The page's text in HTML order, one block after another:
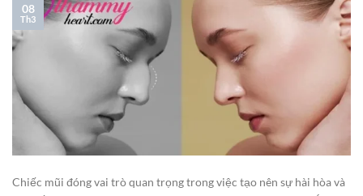
08
Th3
Chiếc mũi đóng vai trò quan trọng trong việc tạo nên sự hài hòa và